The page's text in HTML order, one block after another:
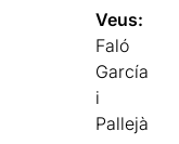
Veus:
Faló
García
i
Pallejà